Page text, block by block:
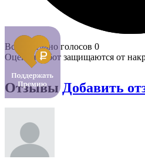
Всего отдано голосов 0
Оценки работ защищаются от
ОтзывыДобавить